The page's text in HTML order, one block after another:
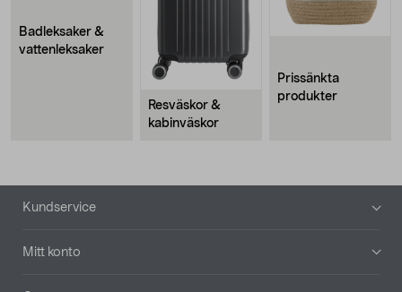
Badleksaker &
vattenleksaker
Resväskor &
kabinväskor
Prissänkta
produkter
Sidfot
Kundservice
Mitt konto